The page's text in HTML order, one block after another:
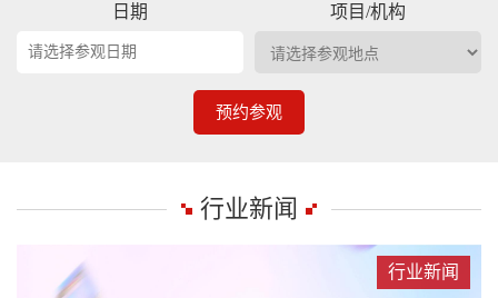
日期 项目/机构
预约参观
行业新闻
行业新闻